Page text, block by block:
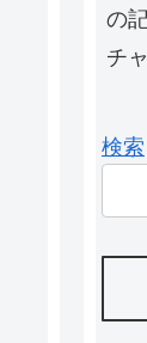
の
チ
検索